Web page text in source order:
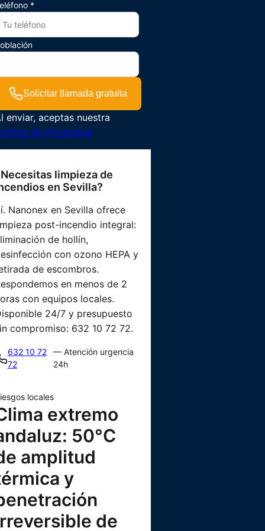
*
Solicitar llamada gratuita
enviar, aceptas nuestra
de Privacidad
limpieza de
en Sevilla?
Nanonex en Sevilla ofrece
post-incendio integral:
de hollín,
con ozono HEPA y
de escombros.
en menos de 2
con equipos locales.
24/7 y presupuesto
compromiso: 632 10 72 72.
632 10 72
72
— Atención urgencia
24h
locales
extremo
50°C
amplitud
y
de